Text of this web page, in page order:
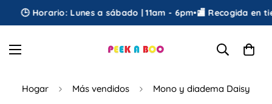
🕒 Horario: Lunes a sábado | 11am - 6pm•🏬 Recogida en
Hogar Más vendidos Mono y diadema Daisy